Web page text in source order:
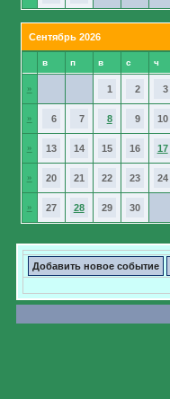
Сентябрь 2026
в п в с ч
» 1 2 3
» 6 7 8 9 10
» 13 14 15 16 17
» 20 21 22 23 24
» 27 28 29 30
Добавить новое событие